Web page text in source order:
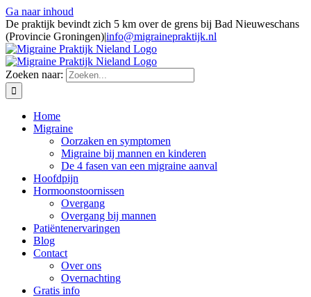
Ga naar inhoud
De praktijk bevindt zich 5 km over de grens bij Bad Nieuweschans
(Provincie Groningen)|info@migrainepraktijk.nl
Zoeken naar:
Home
Migraine
Oorzaken en symptomen
Migraine bij mannen en kinderen
De 4 fasen van een migraine aanval
Hoofdpijn
Hormoonstoornissen
Overgang
Overgang bij mannen
Patiëntenervaringen
Blog
Contact
Over ons
Overnachting
Gratis info